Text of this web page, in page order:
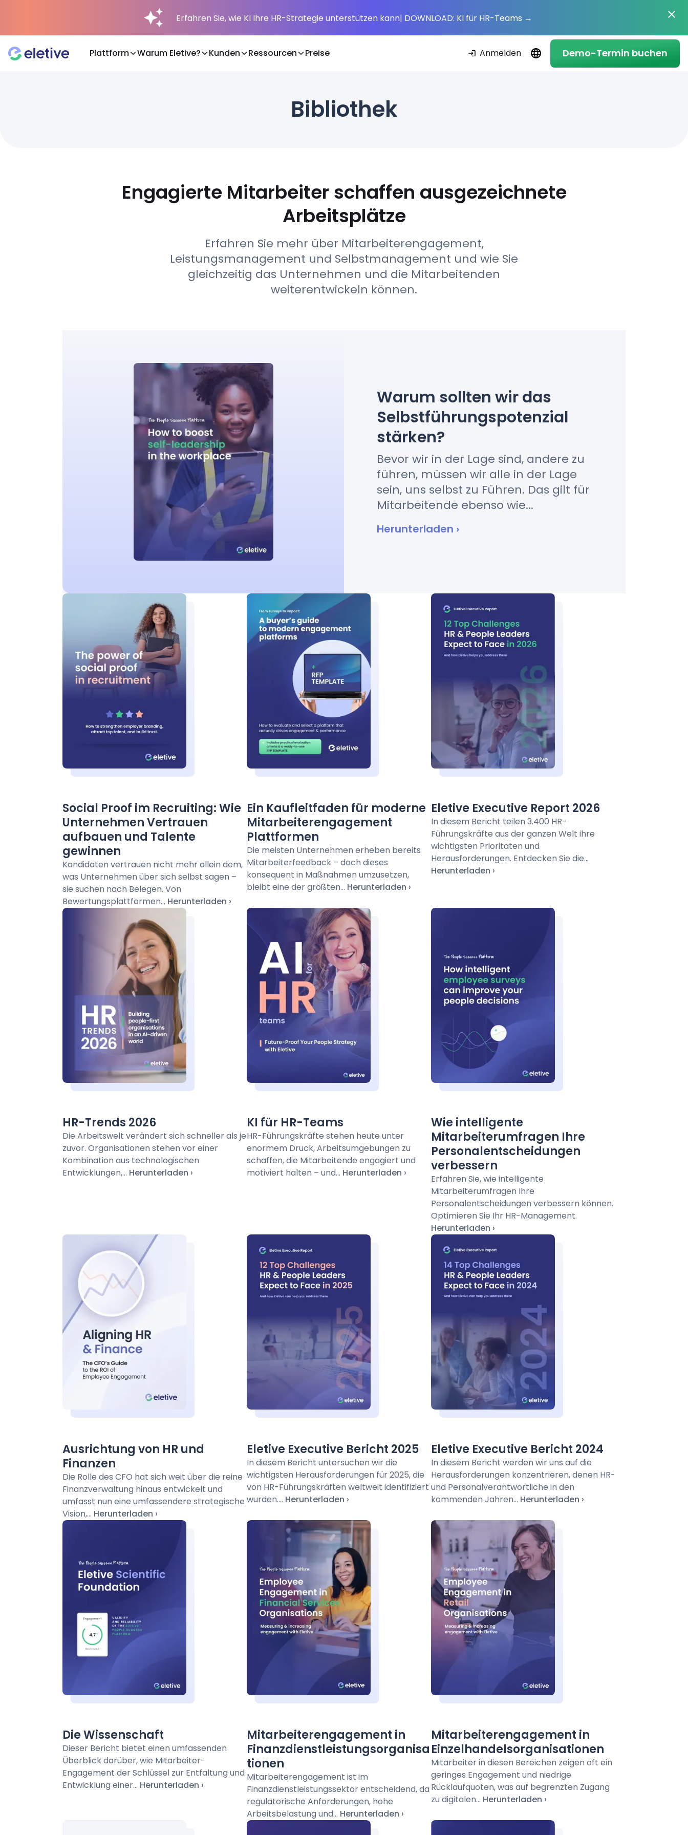
Erfahren Sie, wie KI Ihre HR-Strategie unterstützen kann| DOWNLOAD: KI für HR-Teams →
Plattform Warum Eletive? Kunden Ressourcen Preise Anmelden Demo-Termin buchen
Demo-Termin buchen
Bibliothek
Engagierte Mitarbeiter schaffen ausgezeichnete
Arbeitsplätze
Erfahren Sie mehr über Mitarbeiterengagement,
Leistungsmanagement und Selbstmanagement und wie Sie
gleichzeitig das Unternehmen und die Mitarbeitenden
weiterentwickeln können.
Warum sollten wir das
Selbstführungspotenzial
stärken?
Bevor wir in der Lage sind, andere zu
führen, müssen wir alle in der Lage
sein, uns selbst zu Führen. Das gilt für
Mitarbeitende ebenso wie...
Herunterladen
Social Proof im Recruiting: Wie
Unternehmen Vertrauen
aufbauen und Talente
gewinnen
Kandidaten vertrauen nicht mehr allein dem,
was Unternehmen über sich selbst sagen –
sie suchen nach Belegen. Von
Bewertungsplattformen... Herunterladen
Ein Kaufleitfaden für moderne
Mitarbeiterengagement
Plattformen
Die meisten Unternehmen erheben bereits
Mitarbeiterfeedback – doch dieses
konsequent in Maßnahmen umzusetzen,
bleibt eine der größten... Herunterladen
Eletive Executive Report 2026
In diesem Bericht teilen 3.400 HR-
Führungskräfte aus der ganzen Welt ihre
wichtigsten Prioritäten und
Herausforderungen. Entdecken Sie die...
Herunterladen
HR-Trends 2026
Die Arbeitswelt verändert sich schneller als je
zuvor. Organisationen stehen vor einer
Kombination aus technologischen
Entwicklungen,... Herunterladen
KI für HR-Teams
HR-Führungskräfte stehen heute unter
enormem Druck, Arbeitsumgebungen zu
schaffen, die Mitarbeitende engagiert und
motiviert halten – und... Herunterladen
Wie intelligente
Mitarbeiterumfragen Ihre
Personalentscheidungen
verbessern
Erfahren Sie, wie intelligente
Mitarbeiterumfragen Ihre
Personalentscheidungen verbessern können.
Optimieren Sie Ihr HR-Management.
Herunterladen
Ausrichtung von HR und
Finanzen
Die Rolle des CFO hat sich weit über die reine
Finanzverwaltung hinaus entwickelt und
umfasst nun eine umfassendere strategische
Vision,... Herunterladen
Eletive Executive Bericht 2025
In diesem Bericht untersuchen wir die
wichtigsten Herausforderungen für 2025, die
von HR-Führungskräften weltweit identifiziert
wurden.... Herunterladen
Eletive Executive Bericht 2024
In diesem Bericht werden wir uns auf die
Herausforderungen konzentrieren, denen HR-
und Personalverantwortliche in den
kommenden Jahren... Herunterladen
Die Wissenschaft
Dieser Bericht bietet einen umfassenden
Überblick darüber, wie Mitarbeiter-
Engagement der Schlüssel zur Entfaltung und
Entwicklung einer... Herunterladen
Mitarbeiterengagement in
Finanzdienstleistungsorganisa
tionen
Mitarbeiterengagement ist im
Finanzdienstleistungssektor entscheidend, da
regulatorische Anforderungen, hohe
Arbeitsbelastung und... Herunterladen
Mitarbeiterengagement in
Einzelhandelsorganisationen
Mitarbeiter in diesen Bereichen zeigen oft ein
geringes Engagement und niedrige
Rücklaufquoten, was auf begrenzten Zugang
zu digitalen... Herunterladen